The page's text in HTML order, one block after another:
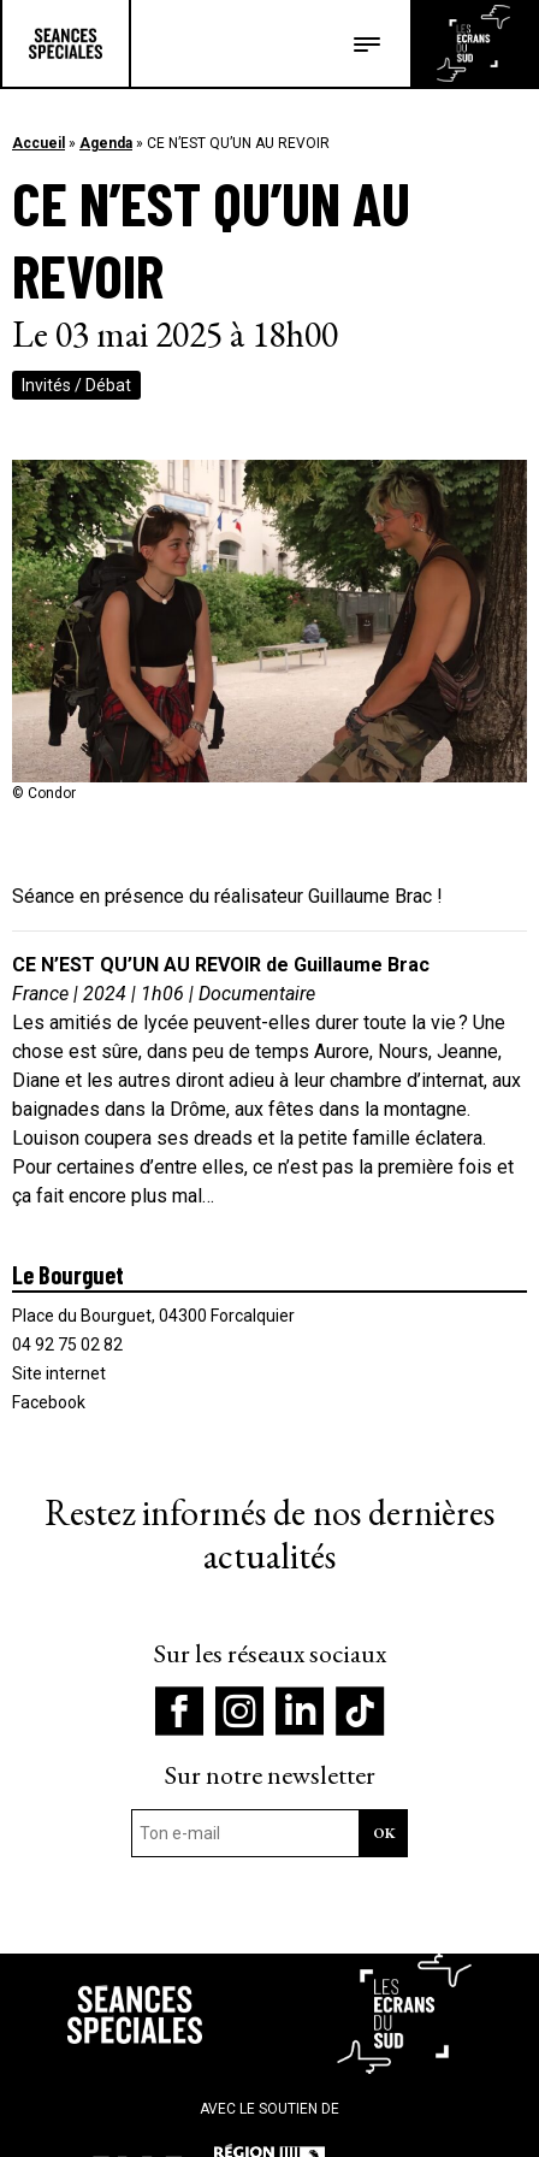
Les articles
Accueil » Agenda » CE N’EST QU’UN AU REVOIR
CE N’EST QU’UN AU
REVOIR
Le 03 mai 2025 à 18h00
Invités / Débat
© Condor
Séance en présence du réalisateur Guillaume Brac !
CE N’EST QU’UN AU REVOIR de Guillaume Brac
France | 2024 | 1h06 | Documentaire
Les amitiés de lycée peuvent-elles durer toute la vie ? Une
chose est sûre, dans peu de temps Aurore, Nours, Jeanne,
Diane et les autres diront adieu à leur chambre d’internat, aux
baignades dans la Drôme, aux fêtes dans la montagne.
Louison coupera ses dreads et la petite famille éclatera.
Pour certaines d’entre elles, ce n’est pas la première fois et
ça fait encore plus mal…
Le Bourguet
Place du Bourguet, 04300 Forcalquier
04 92 75 02 82
Site internet
Facebook
Restez informés de nos dernières
actualités
Sur les réseaux sociaux
Sur notre newsletter
AVEC LE SOUTIEN DE